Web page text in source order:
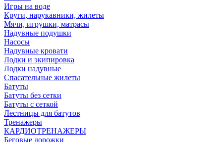
Игры на воде
Круги, нарукавники, жилеты
Мячи, игрушки, матрасы
Надувные подушки
Насосы
Надувные кровати
Лодки и экипировка
Лодки надувные
Спасательные жилеты
Батуты
Батуты без сетки
Батуты с сеткой
Лестницы для батутов
Тренажеры
КАРДИОТРЕНАЖЕРЫ
Беговые дорожки